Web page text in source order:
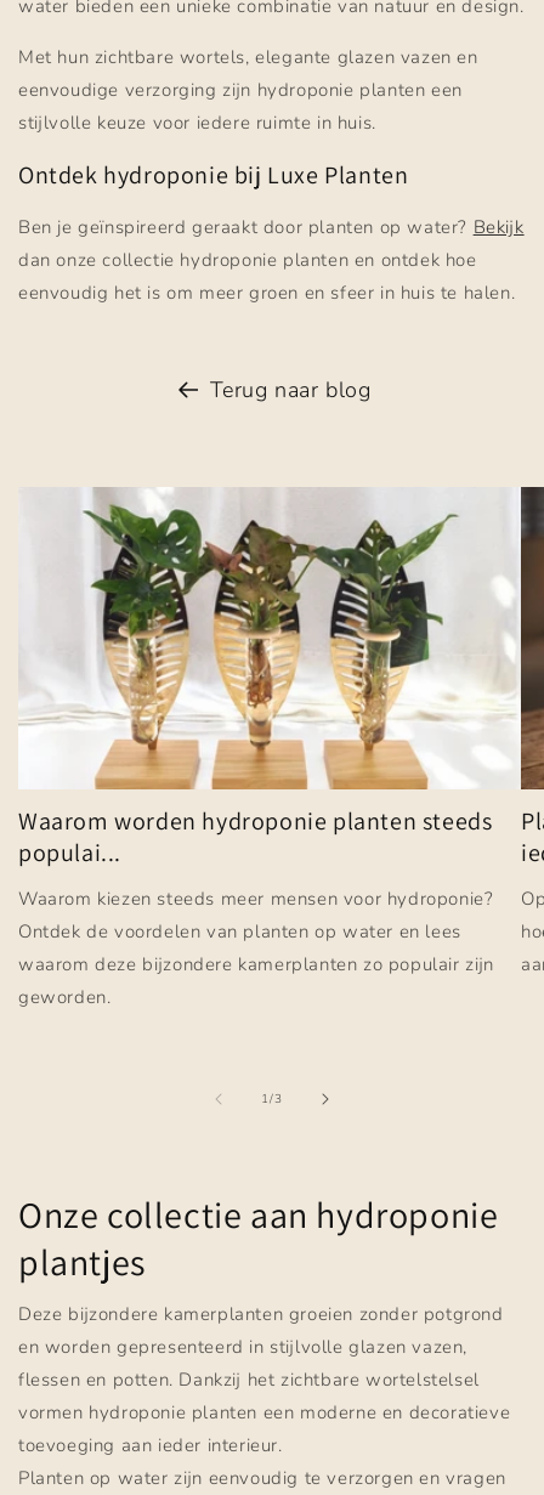
water bieden een unieke combinatie van natuur en design.
Met hun zichtbare wortels, elegante glazen vazen en
eenvoudige verzorging zijn hydroponie planten een
stijlvolle keuze voor iedere ruimte in huis.
Ontdek hydroponie bij Luxe Planten
Ben je geïnspireerd geraakt door planten op water? Bekijk
dan onze collectie hydroponie planten en ontdek hoe
eenvoudig het is om meer groen en sfeer in huis te halen.
Terug naar blog
Waarom worden hydroponie planten steeds
populai...
Waarom kiezen steeds meer mensen voor hydroponie?
Ontdek de voordelen van planten op water en lees
waarom deze bijzondere kamerplanten zo populair zijn
geworden.
1/van
3
Onze collectie aan hydroponie
plantjes
Deze bijzondere kamerplanten groeien zonder potgrond
en worden gepresenteerd in stijlvolle glazen vazen,
flessen en potten. Dankzij het zichtbare wortelstelsel
vormen hydroponie planten een moderne en decoratieve
toevoeging aan ieder interieur.
Planten op water zijn eenvoudig te verzorgen en vragen